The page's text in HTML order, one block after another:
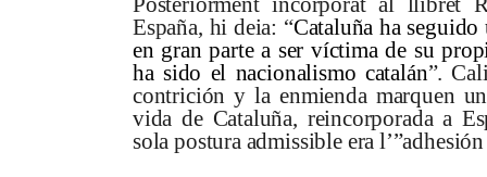
Posteriorment incorporat al llibret
España, hi deia: “Cataluña ha
en gran parte a ser víctima de su
ha sido el nacionalismo catalán”.
contrición y la enmienda marquen
vida de Cataluña, reincorporada a
sola postura admissible era